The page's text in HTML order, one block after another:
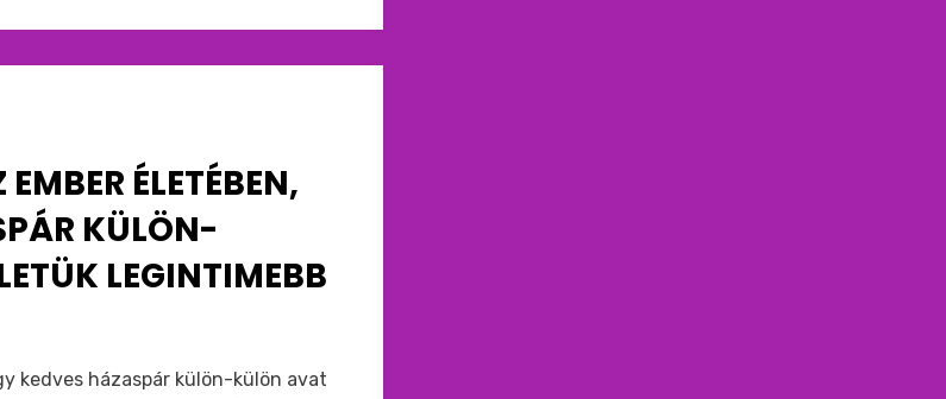
ÉLETÉBEN,
KÜLÖN-
LEGINTIMEBB
kedves házaspár külön-külön avat